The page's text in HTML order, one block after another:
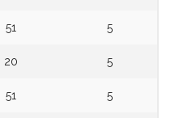
51 5
20 5
51 5